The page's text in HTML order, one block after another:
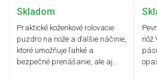
Skladom
Praktické koženkové rolovacie
puzdro na nože a ďalšie náčinie,
ktoré umožňuje ľahké a
bezpečné prenášanie, ale aj…